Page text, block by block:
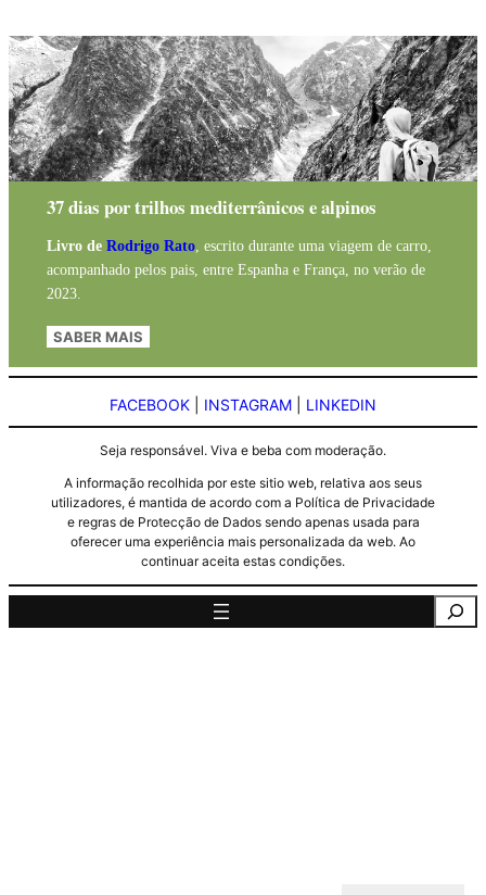
37 dias por trilhos mediterrânicos e alpinos
Livro de Rodrigo Rato, escrito durante uma viagem de carro,
acompanhado pelos pais, entre Espanha e França, no verão de
2023.
SABER MAIS
FACEBOOK INSTAGRAM LINKEDIN
Seja responsável. Viva e beba com moderação.
A informação recolhida por este sitio web, relativa aos seus
utilizadores, é mantida de acordo com a Política de Privacidade
e regras de Protecção de Dados sendo apenas usada para
oferecer uma experiência mais personalizada da web. Ao
continuar aceita estas condições.